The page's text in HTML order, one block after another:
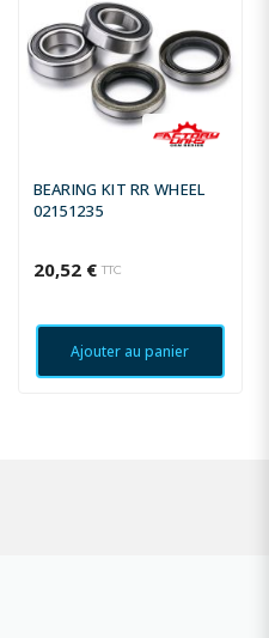
BEARING KIT RR WHEEL
02151235
20,52 € TTC
Ajouter au panier